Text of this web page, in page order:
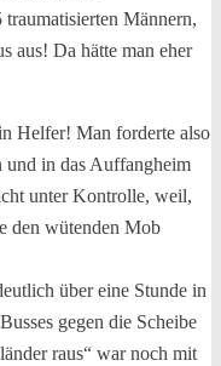
Männern,
aus! Da hätte man eher
Helfer! Man forderte also
und in das Auffangheim
unter Kontrolle, weil,
den wütenden Mob
über eine Stunde in
gegen die Scheibe
raus“ war noch mit